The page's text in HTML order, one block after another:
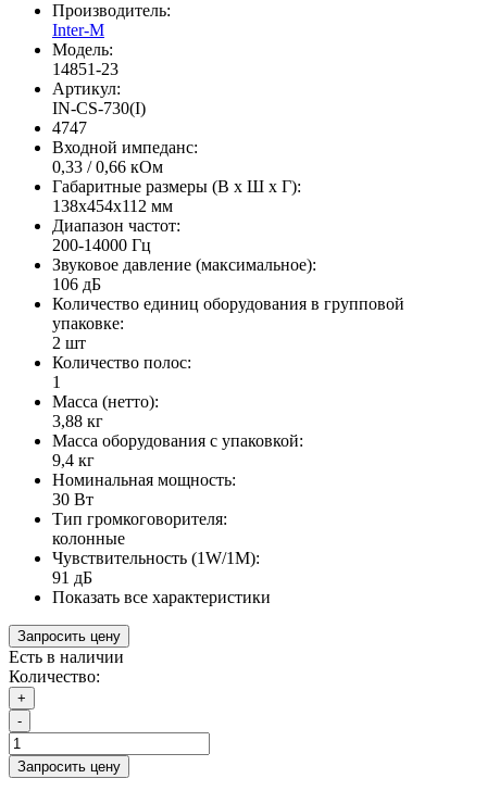
Производитель:
Inter-M
Модель:
14851-23
Артикул:
IN-CS-730(I)
4747
Входной импеданс:
0,33 / 0,66 кОм
Габаритные размеры (В х Ш х Г):
138x454x112 мм
Диапазон частот:
200-14000 Гц
Звуковое давление (максимальное):
106 дБ
Количество единиц оборудования в групповой
упаковке:
2 шт
Количество полос:
1
Масса (нетто):
3,88 кг
Масса оборудования с упаковкой:
9,4 кг
Номинальная мощность:
30 Вт
Тип громкоговорителя:
колонные
Чувствительность (1W/1М):
91 дБ
Показать все характеристики
Запросить цену
Есть в наличии
Количество:
+
-
Запросить цену